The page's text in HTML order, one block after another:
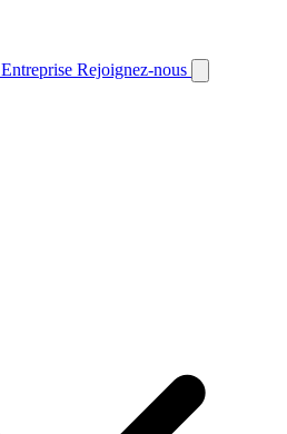
Entreprise Rejoignez-nous